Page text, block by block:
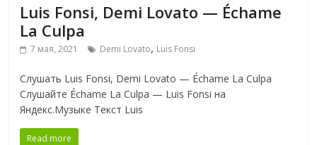
Luis Fonsi, Demi Lovato — Échame
La Culpa
7 мая, 2021 Demi Lovato, Luis Fonsi
Слушать Luis Fonsi, Demi Lovato — Échame La Culpa
Слушайте Échame La Culpa — Luis Fonsi на
Яндекс.Музыке Текст Luis
Read more